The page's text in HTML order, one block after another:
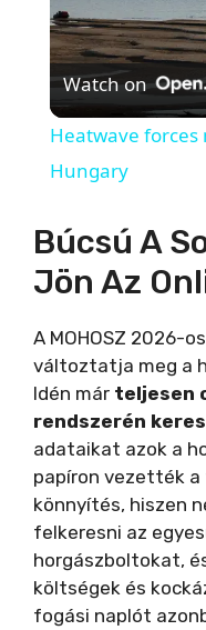
Watch on
Heatwave
Hungary
Búcsú A
Jön Az
A MOHOSZ 2026-
változtatja meg a
Idén már teljesen
rendszerén
adataikat azok a
papíron vezették
könnyítés, hiszen
felkeresni az
horgászboltokat,
költségek és
fogási naplót